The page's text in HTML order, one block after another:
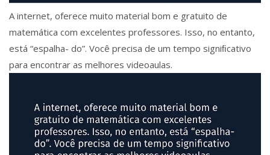
A internet, oferece muito material bom e gratuito de
matemática com excelentes professores. Isso, no entanto,
está “espalha- do”. Você precisa de um tempo signiﬁcativo
para encontrar as melhores videoaulas.